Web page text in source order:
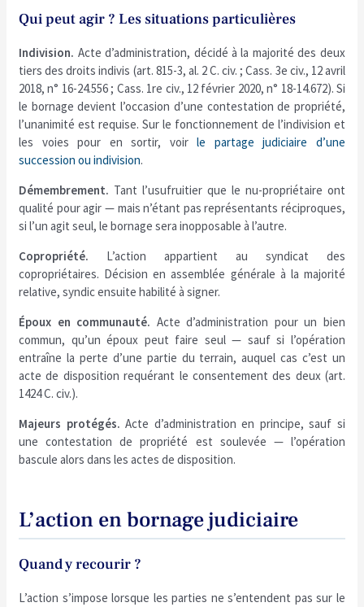
Qui peut agir ? Les situations particulières
Indivision. Acte d’administration, décidé à la majorité des deux
tiers des droits indivis (art. 815-3, al. 2 C. civ. ; Cass. 3e civ., 12 avril
2018, n° 16-24.556 ; Cass. 1re civ., 12 février 2020, n° 18-14.672). Si
le bornage devient l’occasion d’une contestation de propriété,
l’unanimité est requise. Sur le fonctionnement de l’indivision et
les voies pour en sortir, voirle partage judiciaire d’une
succession ou indivision.
Démembrement. Tant l’usufruitier que le nu-propriétaire ont
qualité pour agir — mais n’étant pas représentants réciproques,
si l’un agit seul, le bornage sera inopposable à l’autre.
Copropriété. L’action appartient au syndicat des
copropriétaires. Décision en assemblée générale à la majorité
relative, syndic ensuite habilité à signer.
Époux en communauté. Acte d’administration pour un bien
commun, qu’un époux peut faire seul — sauf si l’opération
entraîne la perte d’une partie du terrain, auquel cas c’est un
acte de disposition requérant le consentement des deux (art.
1424 C. civ.).
Majeurs protégés. Acte d’administration en principe, sauf si
une contestation de propriété est soulevée — l’opération
bascule alors dans les actes de disposition.
L’action en bornage judiciaire
Quand y recourir ?
L’action s’impose lorsque les parties ne s’entendent pas sur le